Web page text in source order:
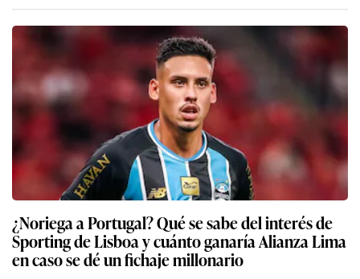
¿Noriega a Portugal? Qué se sabe del interés de
Sporting de Lisboa y cuánto ganaría Alianza Lima
en caso se dé un fichaje millonario